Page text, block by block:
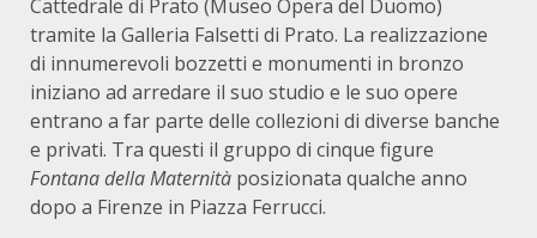
Cattedrale di Prato (Museo Opera del Duomo)
tramite la Galleria Falsetti di Prato. La realizzazione
di innumerevoli bozzetti e monumenti in bronzo
iniziano ad arredare il suo studio e le suo opere
entrano a far parte delle collezioni di diverse banche
e privati. Tra questi il gruppo di cinque figure
Fontana della Maternità posizionata qualche anno
dopo a Firenze in Piazza Ferrucci.